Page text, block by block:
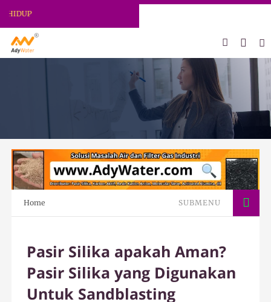
Home SUBMENU
Pasir Silika apakah Aman?
Pasir Silika yang Digunakan
Untuk Sandblasting